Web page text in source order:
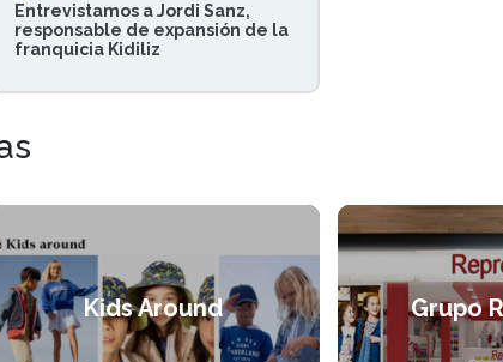
Entrevistamos a Jordi Sanz,
responsable de expansión de la
franquicia Kidiliz
Kids Around Grupo